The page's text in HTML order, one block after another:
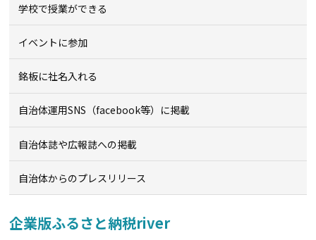
学校で授業ができる
イベントに参加
銘板に社名入れる
自治体運用SNS（facebook等）に掲載
自治体誌や広報誌への掲載
自治体からのプレスリリース
企業版ふるさと納税river